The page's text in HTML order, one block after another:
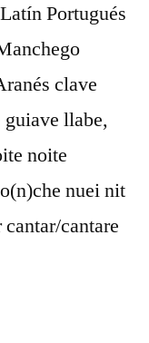
Portugués
clave
llabe,
noite
nuei nit
cantare